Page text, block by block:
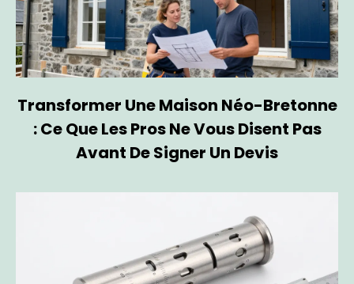
Transformer Une Maison Néo-Bretonne
: Ce Que Les Pros Ne Vous Disent Pas
Avant De Signer Un Devis